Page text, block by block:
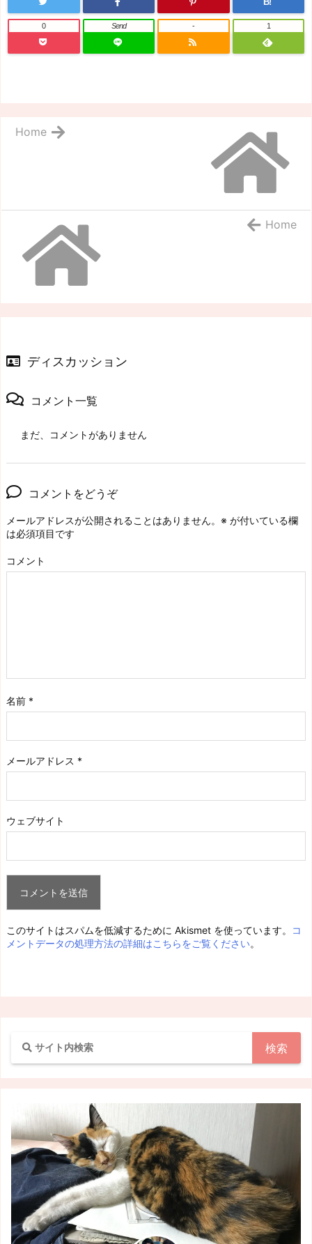
0 Send - 1
Home
Home
ディスカッション
コメント一覧
まだ、コメントがありません
コメントをどうぞ
メールアドレスが公開されることはありません。 ※ が付いている欄
は必須項目です
コメント
名前 *
メールアドレス *
ウェブサイト
このサイトはスパムを低減するために Akismet を使っています。
コ
メントデータの処理方法の詳細はこちらをご覧ください。